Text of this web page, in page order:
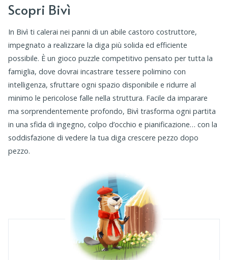
Scopri Bivì
In Bivì ti calerai nei panni di un abile castoro costruttore,
impegnato a realizzare la diga più solida ed efficiente
possibile. È un gioco puzzle competitivo pensato per tutta la
famiglia, dove dovrai incastrare tessere polimino con
intelligenza, sfruttare ogni spazio disponibile e ridurre al
minimo le pericolose falle nella struttura. Facile da imparare
ma sorprendentemente profondo, Bivì trasforma ogni partita
in una sfida di ingegno, colpo d’occhio e pianificazione… con la
soddisfazione di vedere la tua diga crescere pezzo dopo
pezzo.